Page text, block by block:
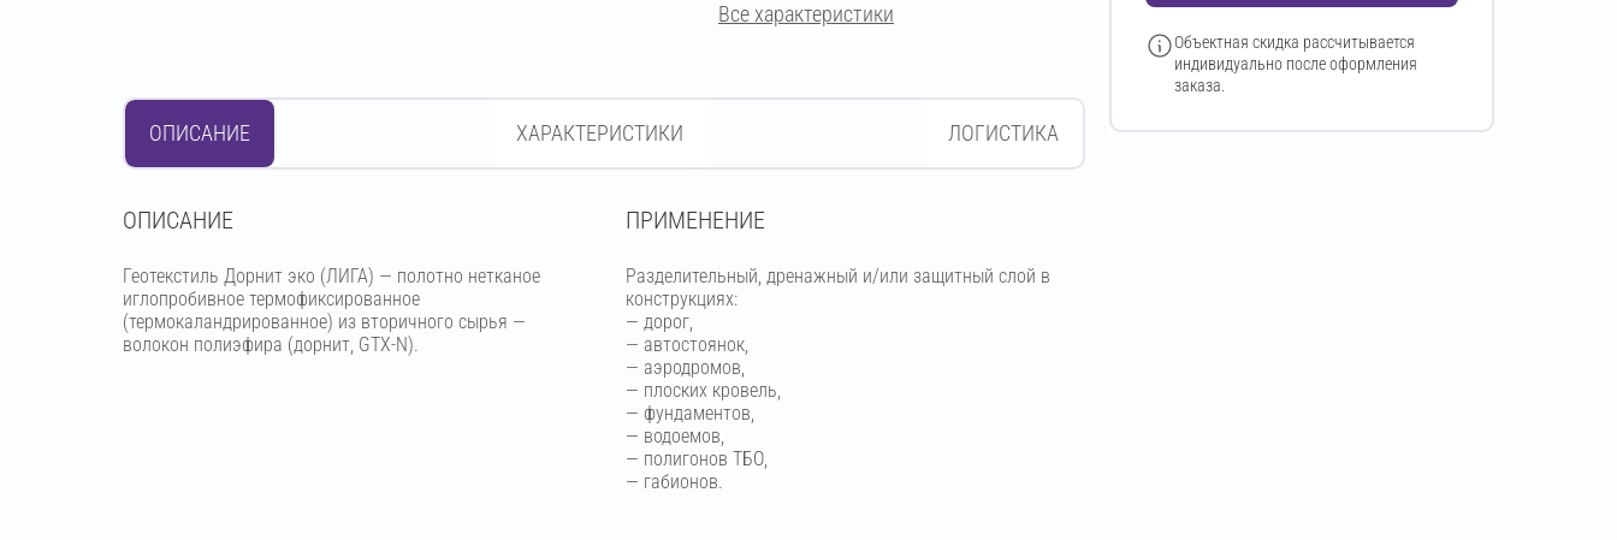
Все характеристики
ОПИСАНИЕ ХАРАКТЕРИСТИКИ ЛОГИСТИКА
OПИСАНИЕ
Геотекстиль Дорнит эко (ЛИГА) — полотно нетканое
иглопробивное термофиксированное
(термокаландрированное) из вторичного сырья —
волокон полиэфира (дорнит, GTX-N).
ПРИМЕНЕНИЕ
Разделительный, дренажный и/или защитный слой в
конструкциях:
— дорог,
— автостоянок,
— аэродромов,
— плоских кровель,
— фундаментов,
— водоемов,
— полигонов ТБО,
— габионов.
Объектная скидка рассчитывается
индивидуально после оформления
заказа.